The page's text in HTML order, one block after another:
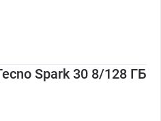
Spark 30 8/128 ГБ